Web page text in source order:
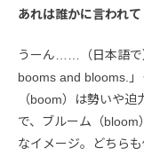
あれは誰かに言われ
うーん……（日本語で
booms and blooms.
（boom）は勢いや
で、ブルーム（bloom
なイメージ。どちら